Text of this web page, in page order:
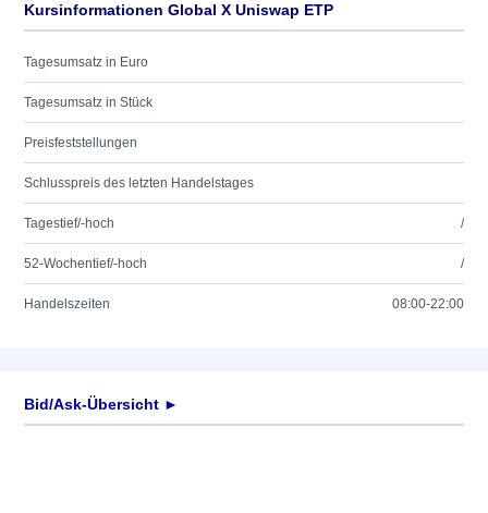
Kursinformationen Global X Uniswap ETP
Tagesumsatz in Euro
Tagesumsatz in Stück
Preisfeststellungen
Schlusspreis des letzten Handelstages
Tagestief/-hoch /
52-Wochentief/-hoch /
Handelszeiten 08:00-22:00
Bid/Ask-Übersicht ►